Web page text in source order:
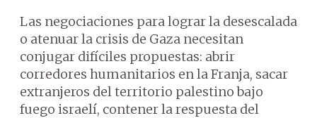
Las negociaciones para lograr la desescalada
o atenuar la crisis de Gaza necesitan
conjugar difíciles propuestas: abrir
corredores humanitarios en la Franja, sacar
extranjeros del territorio palestino bajo
fuego israelí, contener la respuesta del